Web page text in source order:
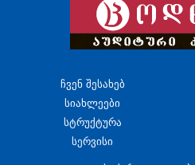
ჩვენ შესახებ
სიახლეები
სტრუქტურა
სერვისი